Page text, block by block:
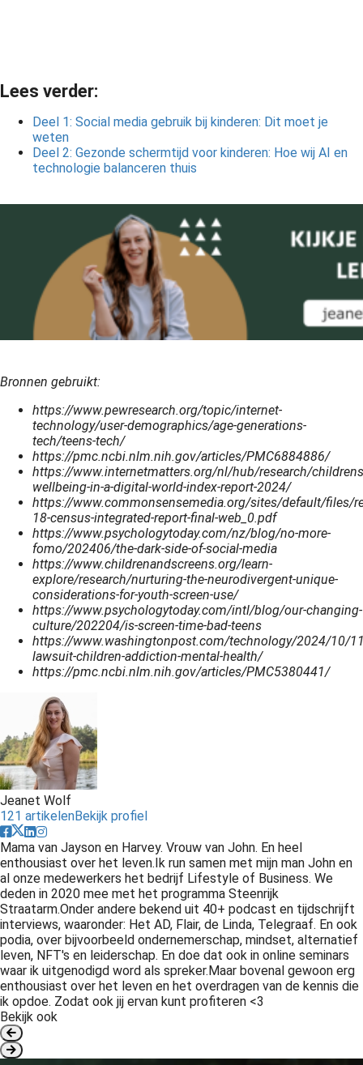
Lees verder:
Deel 1: Social media gebruik bij kinderen: Dit moet je
weten
Deel 2: Gezonde schermtijd voor kinderen: Hoe wij AI en
technologie balanceren thuis
Bronnen gebruikt:
https://www.pewresearch.org/topic/internet-
technology/user-demographics/age-generations-
tech/teens-tech/
https://pmc.ncbi.nlm.nih.gov/articles/PMC6884886/
https://www.internetmatters.org/nl/hub/research/
wellbeing-in-a-digital-world-index-report-2024/
https://www.commonsensemedia.org/sites/default/files/
18-census-integrated-report-final-web_0.pdf
https://www.psychologytoday.com/nz/blog/no-more-
fomo/202406/the-dark-side-of-social-media
https://www.childrenandscreens.org/learn-
explore/research/nurturing-the-neurodivergent-unique-
considerations-for-youth-screen-use/
https://www.psychologytoday.com/intl/blog/our-changing-
culture/202204/is-screen-time-bad-teens
https://www.washingtonpost.com/technology/2024/10/
lawsuit-children-addiction-mental-health/
https://pmc.ncbi.nlm.nih.gov/articles/PMC5380441/
Jeanet Wolf
121 artikelenBekijk profiel
Mama van Jayson en Harvey. Vrouw van John. En heel
enthousiast over het leven.Ik run samen met mijn man John en
al onze medewerkers het bedrijf Lifestyle of Business. We
deden in 2020 mee met het programma Steenrijk
Straatarm.Onder andere bekend uit 40+ podcast en tijdschrijft
interviews, waaronder: Het AD, Flair, de Linda, Telegraaf. En ook
podia, over bijvoorbeeld ondernemerschap, mindset, alternatief
leven, NFT's en leiderschap. En doe dat ook in online seminars
waar ik uitgenodigd word als spreker.Maar bovenal gewoon erg
enthousiast over het leven en het overdragen van de kennis die
ik opdoe. Zodat ook jij ervan kunt profiteren <3
Bekijk ook